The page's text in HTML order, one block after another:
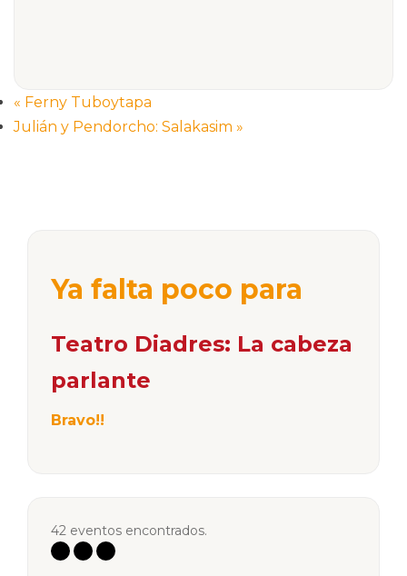
« Ferny Tuboytapa
Julián y Pendorcho: Salakasim »
Ya falta poco para
Teatro Diadres: La cabeza
parlante
Bravo!!
42 eventos encontrados.